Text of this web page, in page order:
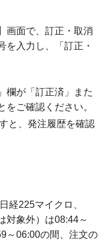
画面で、訂正・取消
を入力し、「訂正・
欄が「訂正済」また
をご確認ください。
と、発注履歴を確認
経225マイクロ、
対象外）は08:44～
～06:00の間、注文の